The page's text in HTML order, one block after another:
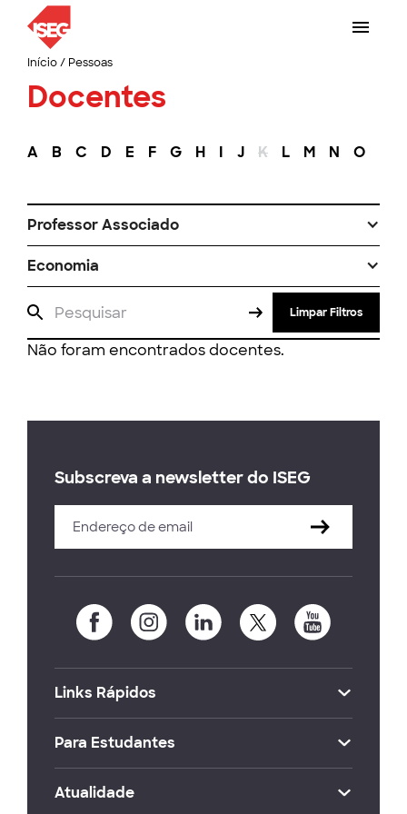
Início/ Pessoas
Docentes
A B C D E F G H I J K L M N O
Professor Associado
Economia
Limpar Filtros
Não foram encontrados docentes.
Subscreva a newsletter do ISEG
Links Rápidos
Para Estudantes
Atualidade